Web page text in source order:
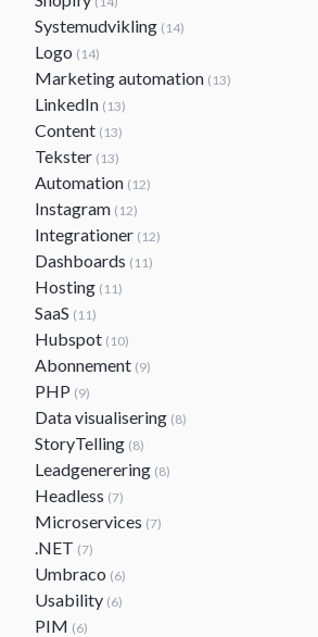
Systemudvikling (14)
Logo (14)
Marketing automation (13)
LinkedIn (13)
Content (13)
Tekster (13)
Automation (12)
Instagram (12)
Integrationer (12)
Dashboards (11)
Hosting (11)
SaaS (11)
Hubspot (10)
Abonnement (9)
PHP (9)
Data visualisering (8)
StoryTelling (8)
Leadgenerering (8)
Headless (7)
Microservices (7)
.NET (7)
Umbraco (6)
Usability (6)
PIM (6)